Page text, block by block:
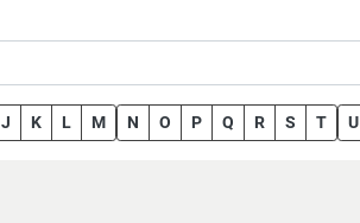
J K L M N O P Q R S T U